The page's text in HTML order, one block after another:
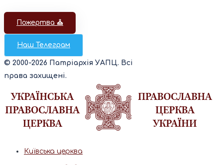
Пожертва ⛪️
Наш Телеграм
© 2000-2026 Патріархія УАПЦ. Всі
права захищені.
Київська церква